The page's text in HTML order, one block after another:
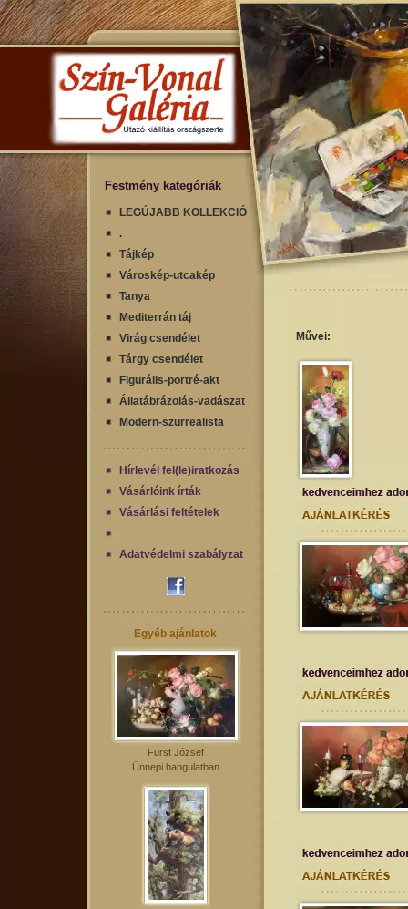
Festmény kategóriák
LEGÚJABB KOLLEKCIÓ
.
Tájkép
Városkép-utcakép
Tanya
Mediterrán táj
Virág csendélet
Tárgy csendélet
Figurális-portré-akt
Állatábrázolás-vadászat
Modern-szürrealista
Hírlevél fel(le)iratkozás
Vásárlóink írták
Vásárlási feltételek
Adatvédelmi szabályzat
Egyéb ajánlatok
Fürst József
Ünnepi hangulatban
Művei: